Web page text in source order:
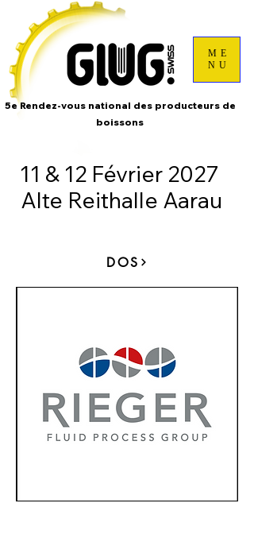
ME
NU
11 & 12 Février 2027
Alte Reithalle Aarau
5e Rendez-vous national des producteurs de
boissons
DOS